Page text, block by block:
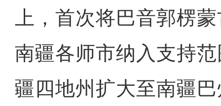
上，首次将巴音郭楞
南疆各师市纳入支持
疆四地州扩大至南疆